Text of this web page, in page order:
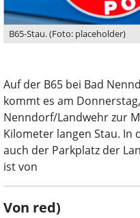
B65-Stau. (Foto: placeholder)
Auf der B65 bei Bad
kommt es am
Nenndorf/Landwehr zur
Kilometer langen Stau. In
auch der Parkplatz der
ist von
Von red)